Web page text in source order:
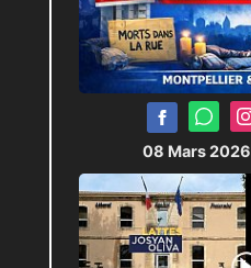
08 Mars 2026